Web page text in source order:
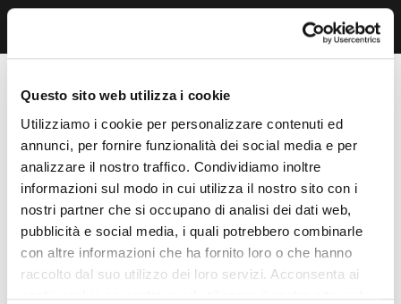
Questo sito web utilizza i cookie
Utilizziamo i cookie per personalizzare contenuti ed
annunci, per fornire funzionalità dei social media e per
analizzare il nostro traffico. Condividiamo inoltre
informazioni sul modo in cui utilizza il nostro sito con i
nostri partner che si occupano di analisi dei dati web,
pubblicità e social media, i quali potrebbero combinarle
con altre informazioni che ha fornito loro o che hanno
raccolto dal suo utilizzo dei loro servizi. Acconsenta ai